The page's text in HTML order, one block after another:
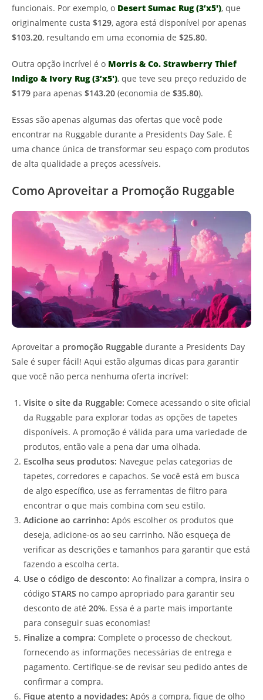
funcionais. Por exemplo, o Desert Sumac Rug (3’x5′), que
originalmente custa $129, agora está disponível por apenas
$103.20, resultando em uma economia de $25.80.
Outra opção incrível é o Morris & Co. Strawberry Thief
Indigo & Ivory Rug (3’x5′), que teve seu preço reduzido de
$179 para apenas $143.20 (economia de $35.80).
Essas são apenas algumas das ofertas que você pode
encontrar na Ruggable durante a Presidents Day Sale. É
uma chance única de transformar seu espaço com produtos
de alta qualidade a preços acessíveis.
Como Aproveitar a Promoção Ruggable
Aproveitar a promoção Ruggable durante a Presidents Day
Sale é super fácil! Aqui estão algumas dicas para garantir
que você não perca nenhuma oferta incrível:
Visite o site da Ruggable: Comece acessando o site oficial
da Ruggable para explorar todas as opções de tapetes
disponíveis. A promoção é válida para uma variedade de
produtos, então vale a pena dar uma olhada.
Escolha seus produtos: Navegue pelas categorias de
tapetes, corredores e capachos. Se você está em busca
de algo específico, use as ferramentas de filtro para
encontrar o que mais combina com seu estilo.
Adicione ao carrinho: Após escolher os produtos que
deseja, adicione-os ao seu carrinho. Não esqueça de
verificar as descrições e tamanhos para garantir que está
fazendo a escolha certa.
Use o código de desconto: Ao finalizar a compra, insira o
código STARS no campo apropriado para garantir seu
desconto de até 20%. Essa é a parte mais importante
para conseguir suas economias!
Finalize a compra: Complete o processo de checkout,
fornecendo as informações necessárias de entrega e
pagamento. Certifique-se de revisar seu pedido antes de
confirmar a compra.
Fique atento a novidades: Após a compra, fique de olho